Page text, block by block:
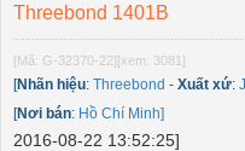
Threebond 1401B
[Mã: G-32370-22][xem: 3081]
[Nhãn hiệu: Threebond - Xuất xứ:
[Nơi bán: Hồ Chí Minh]
2016-08-22 13:52:25]